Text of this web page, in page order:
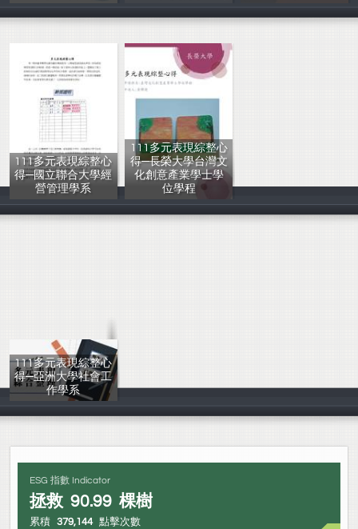
輔導室
輔導室
輔導室
111多元表現綜整心
得─國立聯合大學經
營管理學系
輔導室
111多元表現綜整心
得─長榮大學台灣文
化創意產業學士學
位學程
輔導室
111多元表現綜整心
得─亞洲大學社會工
作學系
輔導室
ESG 指數 Indicator
拯救 90.99 棵樹
累積 379,144 點擊次數